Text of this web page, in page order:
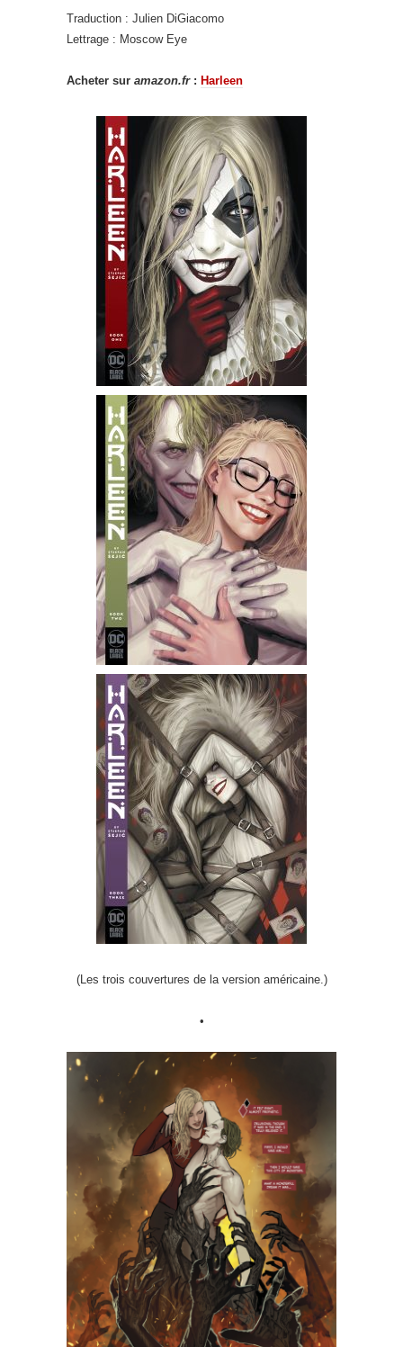
Traduction : Julien DiGiacomo
Lettrage : Moscow Eye
Acheter sur amazon.fr: Harleen
(Les trois couvertures de la version américaine.)
•